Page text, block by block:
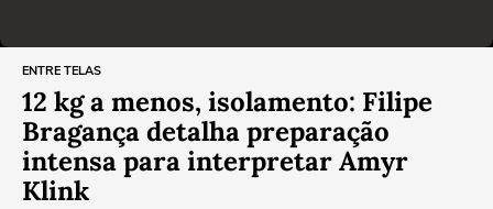
ENTRE TELAS
12 kg a menos, isolamento: Filipe
Bragança detalha preparação
intensa para interpretar Amyr
Klink